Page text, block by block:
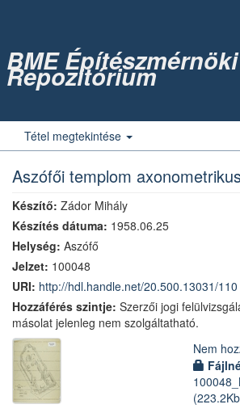
BME
Repozitórium
Tétel megtekintése
Aszófői templom
Készítő: Zádor Mihály
Készítés dátuma: 1958.06.25
Helység: Aszófő
Jelzet: 100048
URI: http://hdl.handle.net/20.500.13031/110
Hozzáférés szintje: Szerzői jogi
másolat jelenleg nem szolgáltatható.
Nem